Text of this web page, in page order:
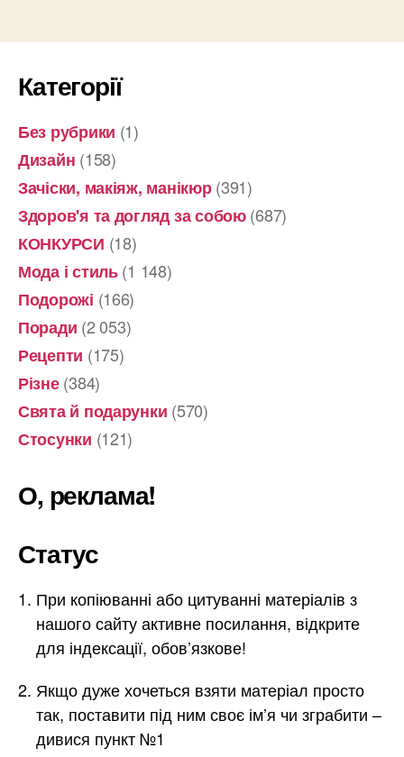
Категорії
Без рубрики (1)
Дизайн (158)
Зачіски, макіяж, манікюр(391)
Здоров'я та догляд за собою(687)
КОНКУРСИ (18)
Мода і стиль(1 148)
Подорожі (166)
Поради (2 053)
Рецепти (175)
Різне(384)
Свята й подарунки (570)
Стосунки (121)
О, реклама!
Статус
При копіюванні або цитуванні матеріалів з
нашого сайту активне посилання, відкрите
для індексації, обов’язкове!
Якщо дуже хочеться взяти матеріал просто
так, поставити під ним своє ім’я чи зграбити –
дивися пункт №1